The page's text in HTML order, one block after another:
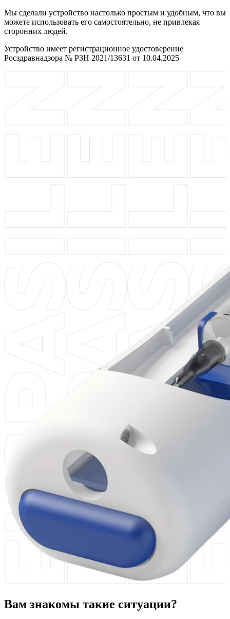
Мы сделали устройство настолько простым и удобным, что вы
можете использовать его самостоятельно, не привлекая
сторонних людей.
Устройство имеет регистрационное удостоверение
Росздравнадзора № РЗН 2021/13631 от 10.04.2025
Вам знакомы такие ситуации?